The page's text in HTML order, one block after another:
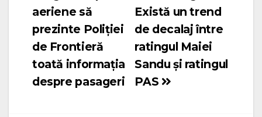
articole
Există un trend
de decalaj între
ratingul Maiei
Sandu și ratingul
PAS
aeriene să
prezinte Poliției
de Frontieră
toată informația
despre pasageri